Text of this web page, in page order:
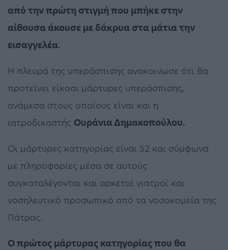
από την πρώτη στιγμή που μπήκε στην
αίθουσα άκουσε με δάκρυα στα μάτια την
εισαγγελέα.
Η πλευρά της υπεράσπισης ανακοινωσε ότι θα
προτείνει είκοσι μάρτυρες υπεράσπισης,
ανάμεσα στους οποίους είναι και η
ιατροδικαστής Ουράνια Δημακοπούλου.
Οι μάρτυρες κατηγορίας είναι 52 και σύμφωνα
με πληροφορίες μέσα σε αυτούς
συγκαταλέγονται και αρκετοί γιατροί και
νοσηλευτικό προσωπικό από τα νοσοκομεία της
Πάτρας.
Ο πρώτος μάρτυρας κατηγορίας που θα